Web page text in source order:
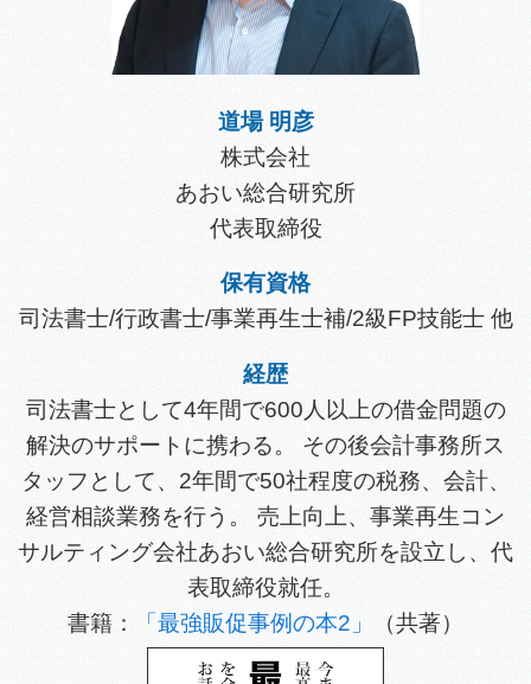
道場 明彦
株式会社
あおい総合研究所
代表取締役
保有資格
司法書士/行政書士/事業再生士補/2級FP技能士 他
経歴
司法書士として4年間で600人以上の借金問題の
解決のサポートに携わる。 その後会計事務所ス
タッフとして、2年間で50社程度の税務、会計、
経営相談業務を行う。 売上向上、事業再生コン
サルティング会社あおい総合研究所を設立し、代
表取締役就任。
書籍：
「最強販促事例の本2」 （共著）